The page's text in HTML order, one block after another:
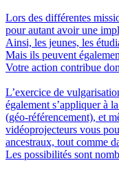
Lors des différentes
pour autant avoir une
Ainsi, les jeunes, les
Mais ils peuvent
Votre action contribue
L’exercice de
également s’appliquer à
(géo-référencement), et
vidéoprojecteurs vous
ancestraux, tout comme
Les possibilités sont